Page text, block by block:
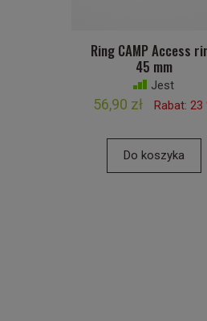
Ring CAMP Access
45 mm
Jest
56,90 zł Rabat: 23
Do koszyka